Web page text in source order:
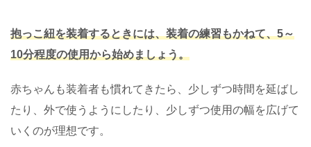
抱っこ紐を装着するときには、装着の練習もかねて、5～
10分程度の使用から始めましょう。
赤ちゃんも装着者も慣れてきたら、少しずつ時間を延ばし
たり、外で使うようにしたり、少しずつ使用の幅を広げて
いくのが理想です。